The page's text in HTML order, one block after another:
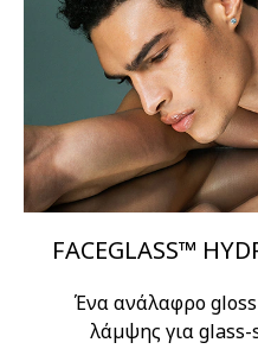
FACEGLASS™
Ένα ανάλαφρο
λάμψης για